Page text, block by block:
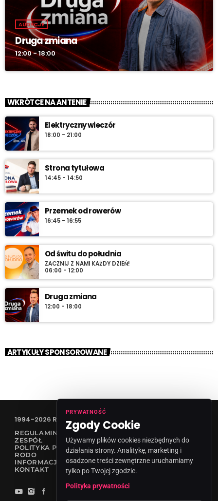
AUDYCJE
Druga zmiana
12:00 - 18:00
WKRÓTCE NA ANTENIE
Elektryczny wieczór
18:00 - 21:00
Strona tytułowa
14:45 - 14:50
Przemek od rowerów
16:45 - 16:55
Od świtu do południa
ZACZNIJ Z NAMI KAŻDY DZIEŃ!
06:00 - 12:00
Druga zmiana
12:00 - 18:00
ARTYKUŁY SPONSOROWANE
1994-2026 RADIO VANESSA SPÓŁKA Z O.O
REGULAMIN KONKURSÓW
ZESPÓŁ
POLITYKA PRYWATNOŚCI
RODO
INFORMACJA O NADAWCY
KONTAKT
PRYWATNOŚĆ
Zgody Cookie
Używamy plików cookies niezbędnych do
działania strony. Analitykę, marketing i
osadzone treści zewnętrzne uruchamiamy
tylko po Twojej zgodzie.
Polityka prywatności